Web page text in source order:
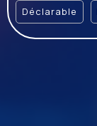
Déclarable